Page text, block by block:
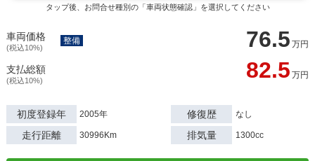
タップ後、お問合せ種別の「車両状態確認」を選択してください
車両価格
(税込10%) 76.5 万円
整備
支払総額
(税込10%) 82.5 万円
初度登録年 2005年 修復歴 なし
走行距離 30996Km 排気量 1300cc